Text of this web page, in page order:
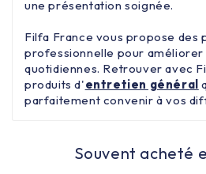
une présentation soignée.
Filfa France vous propose des
professionnelle pour améliorer
quotidiennes. Retrouver avec
produits d'entretien général
parfaitement convenir à vos
Souvent acheté